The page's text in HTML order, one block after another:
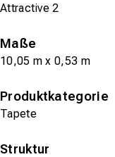
Attractive 2
Maße
10,05 m x 0,53 m
Produktkategorie
Tapete
Struktur